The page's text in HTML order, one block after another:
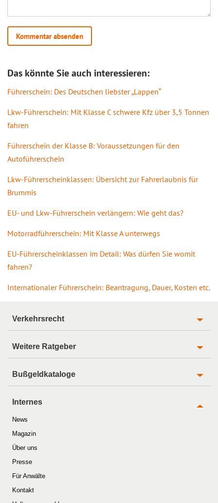
Das könnte Sie auch interessieren:
Führerschein: Des Deutschen liebster „Lappen“
Lkw-Führerschein: Mit Klasse C schwere Kfz über 3,5 Tonnen
fahren
Führerschein der Klasse B: Voraussetzungen für den
Autoführerschein
Lkw-Führerscheinklassen: Übersicht zur Fahrerlaubnis für
Brummis
EU- und Lkw-Führerschein verlängern: Wie geht das?
Motorradführerschein: Mit Klasse A unterwegs
EU-Führerscheinklassen im Detail: Was dürfen Sie womit
fahren?
Internationaler Führerschein: Beantragung, Dauer, Kosten etc.
Verkehrsrecht
Weitere Ratgeber
Bußgeldkataloge
Internes
News
Magazin
Über uns
Presse
Für Anwälte
Kontakt